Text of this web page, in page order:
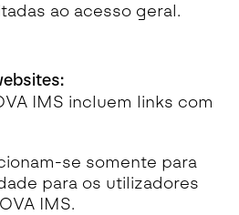
ao acesso geral.
IMS incluem links com
se somente para
para os utilizadores
IMS.